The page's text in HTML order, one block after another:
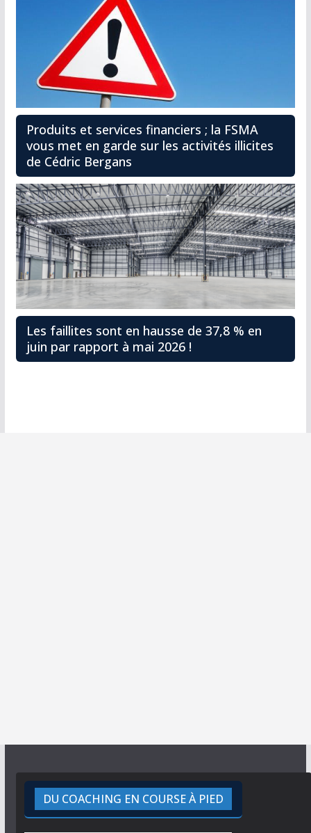
Produits et services financiers ; la FSMA
vous met en garde sur les activités illicites
de Cédric Bergans
Les faillites sont en hausse de 37,8 % en
juin par rapport à mai 2026 !
DU COACHING EN COURSE À PIED